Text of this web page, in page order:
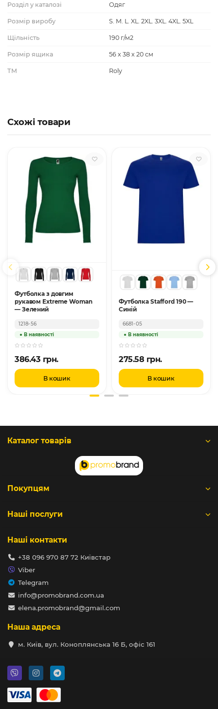
Розділ у каталозі Одяг
Розмір виробу S. M. L. XL. 2XL. 3XL. 4XL. 5XL
Щільність 190 г/м2
Розмір ящика 56 х 38 х 20 см
ТМ Roly
Схожі товари
Футболка з довгим
рукавом Extreme Woman
— Зелений
1218-56
386.43 грн.
В кошик
Футболка Stafford 190 —
Синій
6681-05
275.58 грн.
В кошик
Каталог товарів
Покупцям
Наші послуги
Наші контакти
+38 096 970 87 72 Київстар
Viber
Telegram
info@promobrand.com.ua
elena.promobrand@gmail.com
Наша адреса
м. Київ, вул. Коноплянська 16 Б, офіс 161